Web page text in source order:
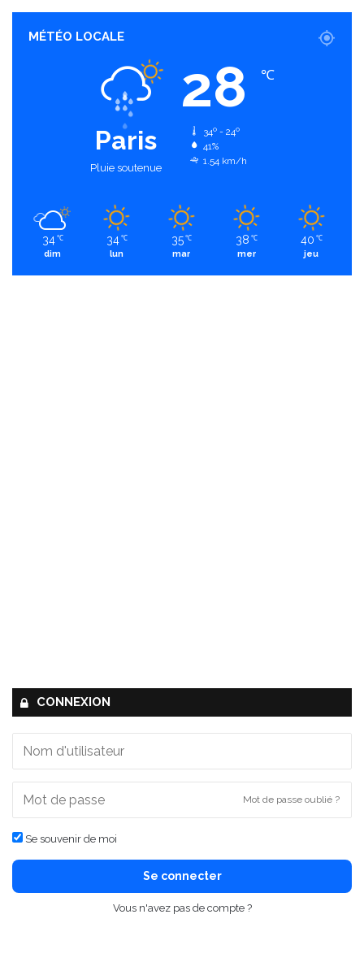
MÉTÉO LOCALE
Paris
Pluie soutenue
28 ℃
34º - 24º
41%
1.54 km/h
34 ℃
dim
34 ℃
lun
35 ℃
mar
38 ℃
mer
40 ℃
jeu
CONNEXION
Mot de passe oublié ?
Se souvenir de moi
Se connecter
Vous n'avez pas de compte ?